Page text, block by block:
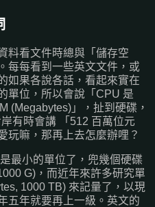
料看文件時總與「儲存空
每每看到一些英文文件，或
如果各說各話，看起來實在
單位，所以會說「CPU 是
(Megabytes)」，扯到硬碟，
有時會講 「512 百萬位元
玩嘛，那再上去怎麼辦哩？
最小的單位了，兜幾個硬碟
G)，而近年來許多研究單
1000 TB) 來記量了，以現
五年就要再上一級。英文的